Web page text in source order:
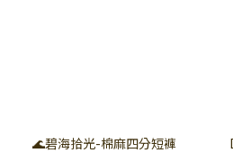
🌊碧海拾光-棉麻四分短褲